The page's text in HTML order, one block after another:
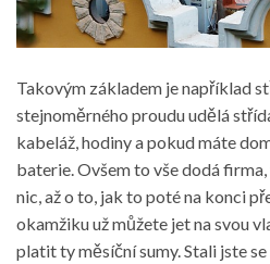
Takovým základem je například
stejnoměrného proudu udělá
kabeláž, hodiny a pokud máte
baterie. Ovšem to vše dodá
nic, až o to, jak to poté na konci
okamžiku už můžete jet na svou
platit ty měsíční sumy. Stali jste